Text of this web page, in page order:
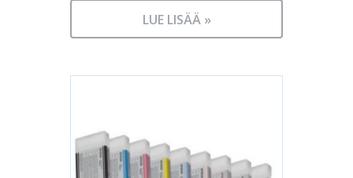
LUE LISÄÄ »